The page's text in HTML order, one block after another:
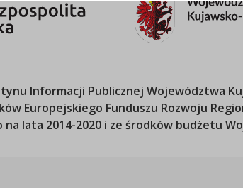
Informacji PublicznejWojewództwa
Europejskiego Funduszu Rozwoju
na lata 2014-2020 i ze środków budżetu